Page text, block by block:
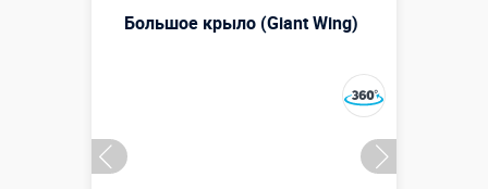
Большое крыло (Giant Wing)